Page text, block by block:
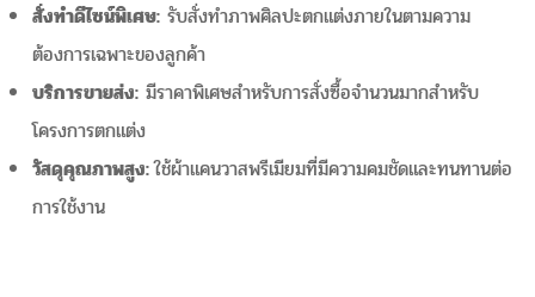
สั่งทำดีไซน์พิเศษ: รับสั่งทำภาพศิลปะตกแต่งภายในตามความ
ต้องการเฉพาะของลูกค้า
บริการขายส่ง: มีราคาพิเศษสำหรับการสั่งซื้อจำนวนมากสำหรับ
โครงการตกแต่ง
วัสดุคุณภาพสูง:ใช้ผ้าแคนวาสพรีเมียมที่มีความคมชัดและทนทานต่อ
การใช้งาน